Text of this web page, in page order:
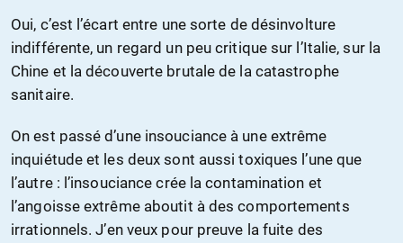
Oui, c’est l’écart entre une sorte de désinvolture
indifférente, un regard un peu critique sur l’Italie, sur la
Chine et la découverte brutale de la catastrophe
sanitaire.
On est passé d’une insouciance à une extrême
inquiétude et les deux sont aussi toxiques l’une que
l’autre : l’insouciance crée la contamination et
l’angoisse extrême aboutit à des comportements
irrationnels. J’en veux pour preuve la fuite des